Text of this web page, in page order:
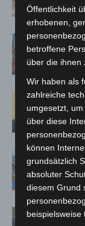
Öffentlichkeit
erhobenen,
betroffene
über die ihnen
Wir haben als
zahlreiche
umgesetzt,
über diese
können
grundsätzlich
absoluter
diesem Grund
beispielsweise